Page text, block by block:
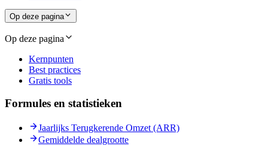
Op deze pagina
Op deze pagina
Kernpunten
Best practices
Gratis tools
Formules en statistieken
Jaarlijks Terugkerende Omzet (ARR)
Gemiddelde dealgrootte